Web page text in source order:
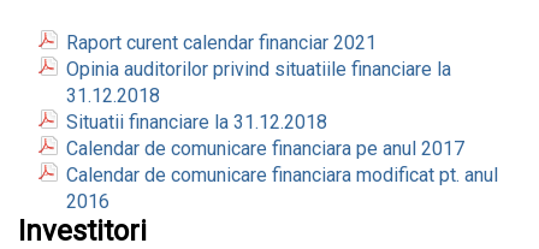
Raport curent calendar financiar 2021
Opinia auditorilor privind situatiile financiare la
31.12.2018
Situatii financiare la 31.12.2018
Calendar de comunicare financiara pe anul 2017
Calendar de comunicare financiara modificat pt. anul
2016
Investitori